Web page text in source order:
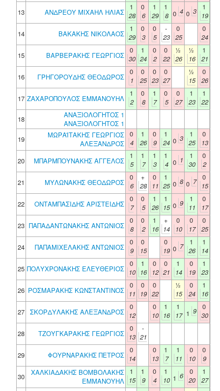
13
ΑΝΔΡΕΟΥ ΜΙΧΑΗΛ ΗΛΙΑΣ
1
28
0
6
1
29
1
8 0 4 0 3
1
19
14
ΒΑΚΑΚΗΣ ΝΙΚΟΛΑΟΣ
1
29
0
3
0
5
-
23
0
25
0
24
15
ΒΑΡΒΕΡΑΚΗΣ ΓΕΩΡΓΙΟΣ
0
30
1
24
0
2
0
22
½
26
½
16
1
21
16
ΓΡΗΓΟΡΟΥΔΗΣ ΘΕΟΔΩΡΟΣ
0
1
0
25
0
23
0
27
½
15
0
26
17 ΖΑΧΑΡΟΠΟΥΛΟΣ ΕΜΜΑΝΟΥΗΛ
1
2
0
8
1
7
0
5
0
27
1
23
1
22
18
ΑΝΑΞΙΟΛΟΓΗΤΟΣ 1
ΑΝΑΞΙΟΛΟΓΗΤΟΣ 1
19
ΜΩΡΑΪΤΑΚΗΣ ΓΕΩΡΓΙΟΣ
ΑΛΕΞΑΝΔΡΟΣ
0
4
1
26
0
9
1
24 0 3
1
25
0
13
20
ΜΠΑΡΜΠΟΥΝΑΚΗΣ ΑΓΓΕΛΟΣ
1
5
1
7
1
3
1
4 0 1
1
30
0
2
21
ΜΥΛΩΝΑΚΗΣ ΘΕΟΔΩΡΟΣ
0
6
+
28
0
11
1
25 0 8 0 7
0
15
22
ΟΝΤΑΜΠΑΣΙΔΗΣ ΑΡΙΣΤΕΙΔΗΣ
0
7
0
5
1
26
1
15 0 9
1
11
0
17
23 ΠΑΠΑΔΑΝΤΩΝΑΚΗΣ ΑΝΤΩΝΙΟΣ
0
8
0
2
1
16
+
14
0
10
0
17
0
25
24
ΠΑΠΑΜΙΧΕΛΑΚΗΣ ΑΝΤΩΝΙΟΣ
0
9
0
15
0
19 0 7
1
26
1
14
25 ΠΟΛΥΧΡΟΝΑΚΗΣ ΕΛΕΥΘΕΡΙΟΣ
0
10
1
16
0
12
0
21
1
14
0
19
1
23
26 ΡΟΣΜΑΡΑΚΗΣ ΚΩΝΣΤΑΝΤΙΝΟΣ
0
11
0
19
0
22
½
15
0
24
1
16
27 ΣΚΟΡΔΥΛΑΚΗΣ ΑΛΕΞΑΝΔΡΟΣ
0
12
0
10
1
16
1
17 1 9
0
30
28
ΤΖΟΥΓΚΑΡΑΚΗΣ ΓΕΩΡΓΙΟΣ
0
13
-
21
29
ΦΟΥΡΝΑΡΑΚΗΣ ΠΕΤΡΟΣ
0
14
0
13
1
7
1
11
0
10
0
9
30
ΧΑΛΚΙΑΔΑΚΗΣ ΒΟΜΒΟΛΑΚΗΣ
ΕΜΜΑΝΟΥΗΛ
1
15
1
9
0
4
1
10 1 6
0
20
1
27